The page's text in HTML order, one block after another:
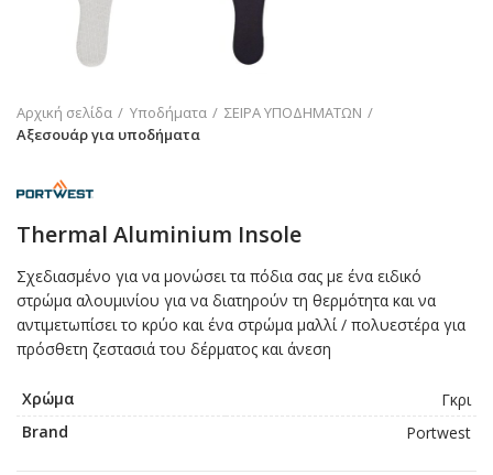
Αρχική σελίδα Υποδήματα
ΣΕΙΡΑ ΥΠΟΔΗΜΑΤΩΝ
Αξεσουάρ για υποδήματα
Thermal Aluminium Insole
Σχεδιασμένο για να μονώσει τα πόδια σας με ένα ειδικό
στρώμα αλουμινίου για να διατηρούν τη θερμότητα και να
αντιμετωπίσει το κρύο και ένα στρώμα μαλλί / πολυεστέρα για
πρόσθετη ζεστασιά του δέρματος και άνεση
Χρώμα
Γκρι
Brand
Portwest